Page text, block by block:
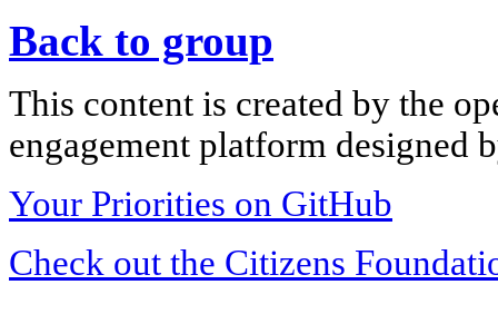
Back to group
This content is created by the
engagement platform designed
Your Priorities on GitHub
Check out the Citizens